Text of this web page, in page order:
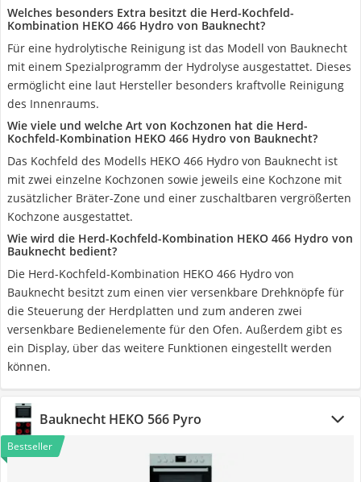
Welches besonders Extra besitzt die Herd-Kochfeld-
Kombination HEKO 466 Hydro von Bauknecht?
Für eine hydrolytische Reinigung ist das Modell von Bauknecht
mit einem Spezialprogramm der Hydrolyse ausgestattet. Dieses
ermöglicht eine laut Hersteller besonders kraftvolle Reinigung
des Innenraums.
Wie viele und welche Art von Kochzonen hat die Herd-
Kochfeld-Kombination HEKO 466 Hydro von Bauknecht?
Das Kochfeld des Modells HEKO 466 Hydro von Bauknecht ist
mit zwei einzelne Kochzonen sowie jeweils eine Kochzone mit
zusätzlicher Bräter-Zone und einer zuschaltbaren vergrößerten
Kochzone ausgestattet.
Wie wird die Herd-Kochfeld-Kombination HEKO 466 Hydro von
Bauknecht bedient?
Die Herd-Kochfeld-Kombination HEKO 466 Hydro von
Bauknecht besitzt zum einen vier versenkbare Drehknöpfe für
die Steuerung der Herdplatten und zum anderen zwei
versenkbare Bedienelemente für den Ofen. Außerdem gibt es
ein Display, über das weitere Funktionen eingestellt werden
können.
Bauknecht HEKO 566 Pyro
Bestseller